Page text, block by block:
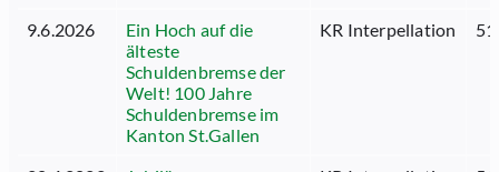
9.6.2026
Ein Hoch auf die
älteste
Schuldenbremse der
Welt! 100 Jahre
Schuldenbremse im
Kanton St.Gallen
KR Interpellation